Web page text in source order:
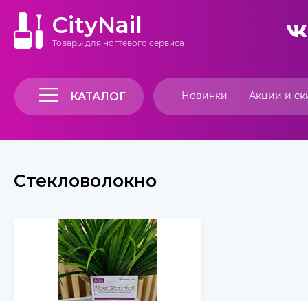
CityNail
Товары для ногтевого сервиса
КАТАЛОГ Новинки Акции и
Стекловолокно